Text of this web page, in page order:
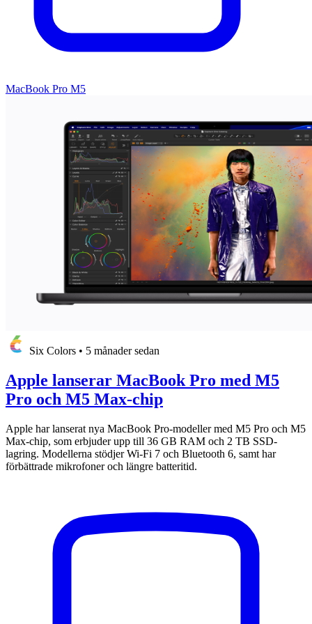
MacBook Pro M5
Six Colors • 5 månader sedan
Apple lanserar MacBook Pro med M5
Pro och M5 Max-chip
Apple har lanserat nya MacBook Pro-modeller med M5 Pro och M5
Max-chip, som erbjuder upp till 36 GB RAM och 2 TB SSD-
lagring. Modellerna stödjer Wi-Fi 7 och Bluetooth 6, samt har
förbättrade mikrofoner och längre batteritid.